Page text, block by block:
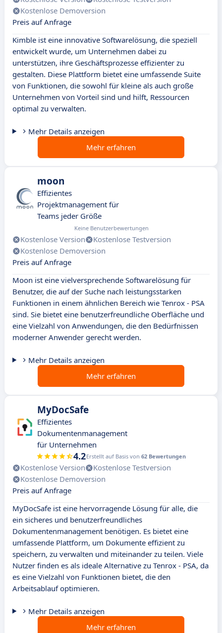
Kostenlose Demoversion
Preis auf Anfrage
Kimble ist eine innovative Softwarelösung, die speziell
entwickelt wurde, um Unternehmen dabei zu
unterstützen, ihre Geschäftsprozesse effizienter zu
gestalten. Diese Plattform bietet eine umfassende Suite
von Funktionen, die sowohl für kleine als auch große
Unternehmen von Vorteil sind und hilft, Ressourcen
optimal zu verwalten.
Mehr Details anzeigen
Mehr erfahren
moon
Effizientes
Projektmanagement für
Teams jeder Größe
Keine Benutzerbewertungen
Kostenlose Version
Kostenlose Testversion
Kostenlose Demoversion
Preis auf Anfrage
Moon ist eine vielversprechende Softwarelösung für
Benutzer, die auf der Suche nach leistungsstarken
Funktionen in einem ähnlichen Bereich wie Tenrox - PSA
sind. Sie bietet eine benutzerfreundliche Oberfläche und
eine Vielzahl von Anwendungen, die den Bedürfnissen
moderner Anwender gerecht werden.
Mehr Details anzeigen
Mehr erfahren
MyDocSafe
Effizientes
Dokumentenmanagement
für Unternehmen
4.2Erstellt auf Basis von 62 Bewertungen
Kostenlose Version
Kostenlose Testversion
Kostenlose Demoversion
Preis auf Anfrage
MyDocSafe ist eine hervorragende Lösung für alle, die
ein sicheres und benutzerfreundliches
Dokumentenmanagement benötigen. Es bietet eine
umfassende Plattform, um Dokumente effizient zu
speichern, zu verwalten und miteinander zu teilen. Viele
Nutzer finden es als ideale Alternative zu Tenrox - PSA, da
es eine Vielzahl von Funktionen bietet, die den
Arbeitsablauf optimieren.
Mehr Details anzeigen
Mehr erfahren